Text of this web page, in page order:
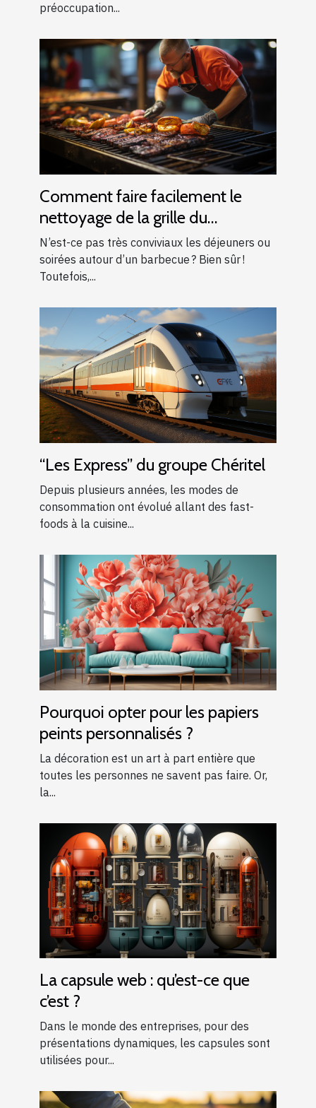
préoccupation...
Comment faire facilement le
nettoyage de la grille du
barbecue ?
N’est-ce pas très conviviaux les déjeuners ou
soirées autour d’un barbecue ? Bien sûr !
Toutefois,...
“Les Express” du groupe Chéritel
Depuis plusieurs années, les modes de
consommation ont évolué allant des fast-
foods à la cuisine...
Pourquoi opter pour les papiers
peints personnalisés ?
La décoration est un art à part entière que
toutes les personnes ne savent pas faire. Or,
la...
La capsule web : qu’est-ce que
c’est ?
Dans le monde des entreprises, pour des
présentations dynamiques, les capsules sont
utilisées pour...